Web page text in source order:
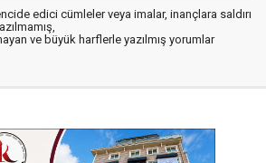
edici cümleler veya imalar, inançlara saldırı
ve büyük harflerle yazılmış yorumlar